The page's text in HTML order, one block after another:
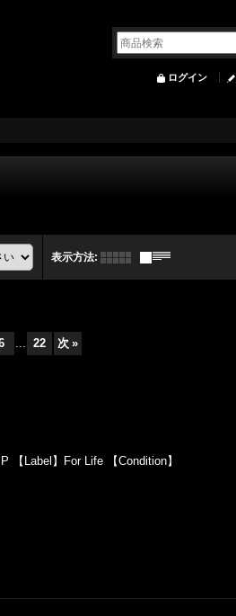
ログイン
表示方法:
... 22 次 »
【Label】For Life 【Condition】